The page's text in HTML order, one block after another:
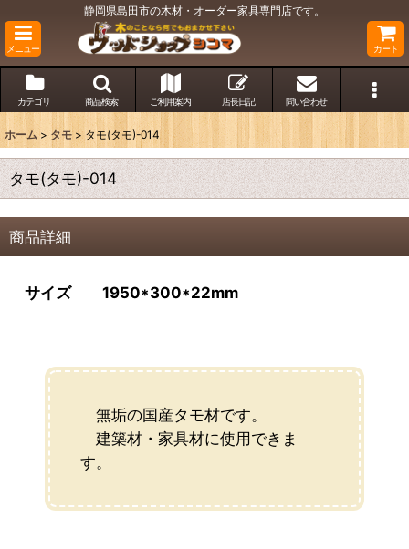
静岡県島田市の木材・オーダー家具専門店です。
メニュー カート
カテゴリ 商品検索 ご利用案内 店長日記 問い合わせ
ホーム > タモ > タモ(タモ)-014
タモ(タモ)-014
商品詳細
サイズ 1950*300*22mm
無垢の国産タモ材です。
建築材・家具材に使用できま
す。